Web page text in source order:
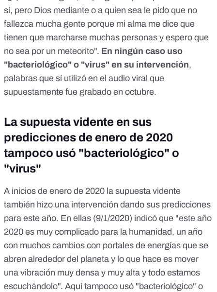
sí, pero Dios mediante o a quien sea le pido que no
fallezca mucha gente porque mi alma me dice que
tienen que marcharse muchas personas y espero que
no sea por un meteorito". En ningún caso uso
"bacteriológico" o "virus" en su intervención,
palabras que sí utilizó en el audio viral que
supuestamente fue grabado en octubre.
La supuesta vidente en sus
predicciones de enero de 2020
tampoco usó "bacteriológico" o
"virus"
A inicios de enero de 2020 la supuesta vidente
también hizo una intervención dando sus predicciones
para este año. En ellas (9/1/2020) indicó que "este año
2020 es muy complicado para la humanidad, un año
con muchos cambios con portales de energías que se
abren alrededor del planeta y lo que hace es mover
una vibración muy densa y muy alta y todo estamos
escuchándolo". Aquí tampoco usó "bacteriológico" o